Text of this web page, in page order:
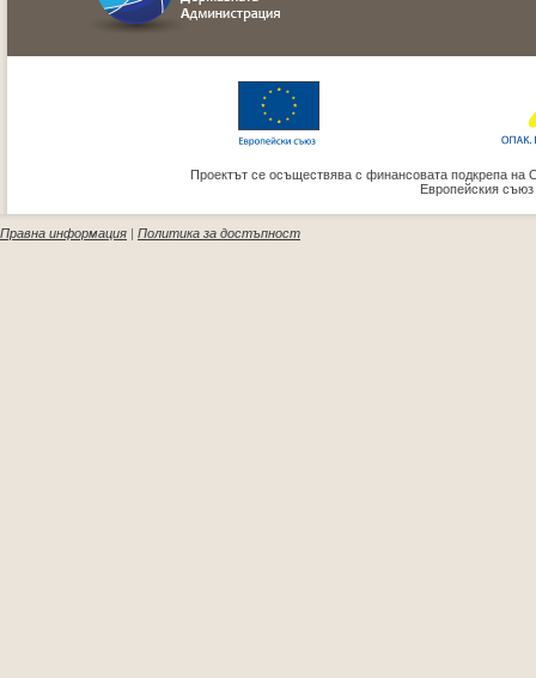
Проектът се осъществява с финансовата подкрепа на
Европейския
Правна информация | Политика за достъпност